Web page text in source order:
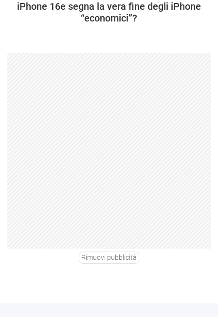
iPhone 16e segna la vera fine degli iPhone
“economici”?
Rimuovi pubblicità